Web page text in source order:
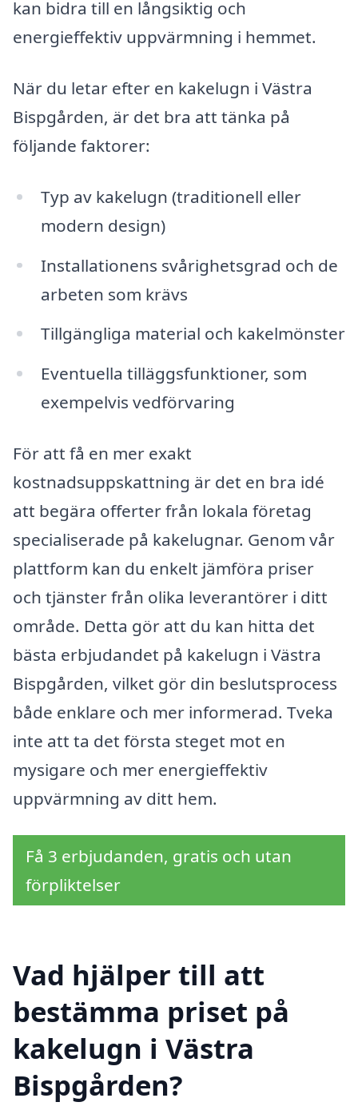
kan bidra till en långsiktig och
energieffektiv uppvärmning i hemmet.
När du letar efter en kakelugn i Västra
Bispgården, är det bra att tänka på
följande faktorer:
Typ av kakelugn (traditionell eller
modern design)
Installationens svårighetsgrad och de
arbeten som krävs
Tillgängliga material och kakelmönster
Eventuella tilläggsfunktioner, som
exempelvis vedförvaring
För att få en mer exakt
kostnadsuppskattning är det en bra idé
att begära offerter från lokala företag
specialiserade på kakelugnar. Genom vår
plattform kan du enkelt jämföra priser
och tjänster från olika leverantörer i ditt
område. Detta gör att du kan hitta det
bästa erbjudandet på kakelugn i Västra
Bispgården, vilket gör din beslutsprocess
både enklare och mer informerad. Tveka
inte att ta det första steget mot en
mysigare och mer energieffektiv
uppvärmning av ditt hem.
Få 3 erbjudanden, gratis och utan
förpliktelser
Vad hjälper till att
bestämma priset på
kakelugn i Västra
Bispgården?